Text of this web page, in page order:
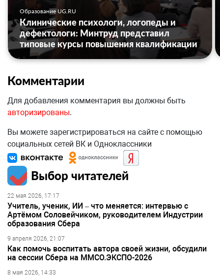
Образование UG.RU
Клинические психологи, логопеды и
дефектологи: Минтруд представил
типовые курсы повышения квалификации
Комментарии
Для добавления комментария вы должны быть
авторизированы.
Вы можете зарегистрироваться на сайте с помощью
социальных сетей ВК и Одноклассники
Выбор читателей
22 мая 2026, 17:17
Учитель, ученик, ИИ – что меняется: интервью с
Артёмом Соловейчиком, руководителем Индустрии
образования Сбера
9 апреля 2026, 21:07
Как помочь воспитать автора своей жизни, обсудили
на сессии Сбера на ММСО.ЭКСПО-2026
8 мая 2026, 14:33